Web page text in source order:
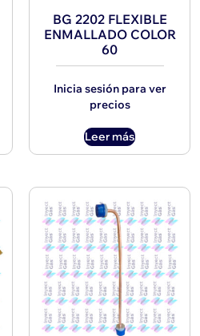
BG 2202 FLEXIBLE
ENMALLADO COLOR
60
Inicia sesión para ver
precios
Leer más